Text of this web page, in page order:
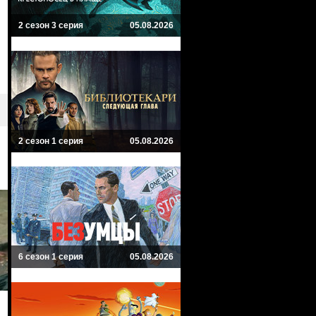
2 сезон 3 серия 05.08.2026
2 сезон 1 серия 05.08.2026
6 сезон 1 серия 05.08.2026